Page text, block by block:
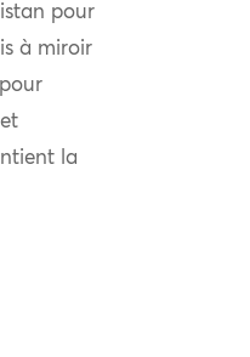
pour
à miroir
la